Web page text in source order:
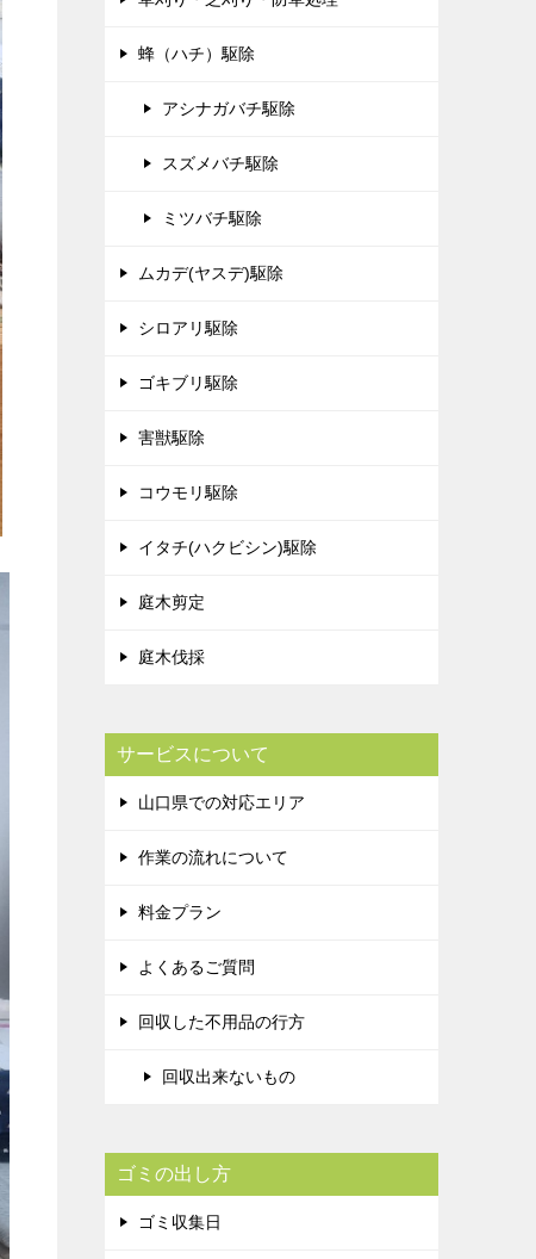
蜂（ハチ）駆除
アシナガバチ駆除
スズメバチ駆除
ミツバチ駆除
ムカデ(ヤスデ)駆除
シロアリ駆除
ゴキブリ駆除
害獣駆除
コウモリ駆除
イタチ(ハクビシン)駆除
庭木剪定
庭木伐採
サービスについて
山口県での対応エリア
作業の流れについて
料金プラン
よくあるご質問
回収した不用品の行方
回収出来ないもの
ゴミの出し方
ゴミ収集日